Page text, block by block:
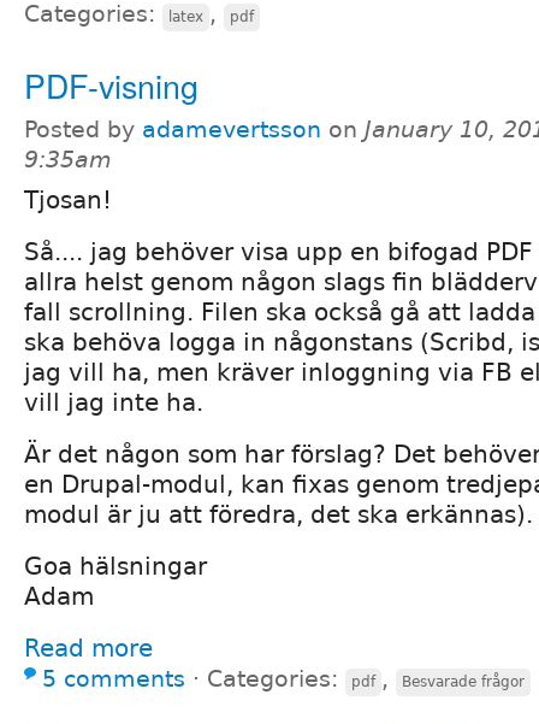
Categories: latex , pdf
PDF-visning
Posted by adamevertsson on January 10,
9:35am
Tjosan!
Så.... jag behöver visa upp en bifogad
allra helst genom någon slags fin
fall scrollning. Filen ska också gå att
ska behöva logga in någonstans (Scribd,
jag vill ha, men kräver inloggning via FB
vill jag inte ha.
Är det någon som har förslag? Det
en Drupal-modul, kan fixas genom
modul är ju att föredra, det ska erkännas).
Goa hälsningar
Adam
Read more
5 comments ⋅ Categories: pdf , Besvarade frågor